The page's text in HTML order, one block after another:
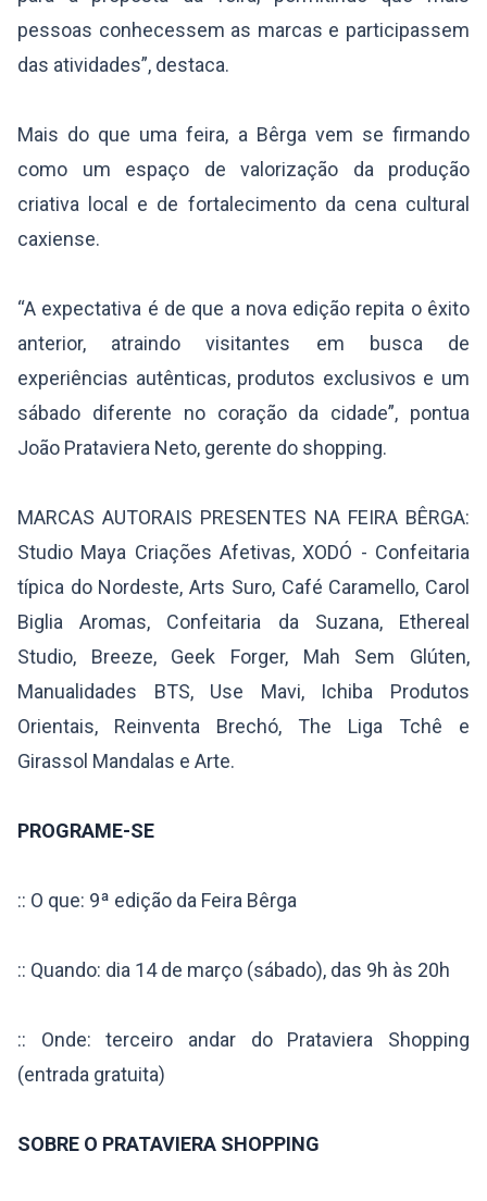
pessoas conhecessem as marcas e participassem
das atividades”, destaca.
Mais do que uma feira, a Bêrga vem se firmando
como um espaço de valorização da produção
criativa local e de fortalecimento da cena cultural
caxiense.
“A expectativa é de que a nova edição repita o êxito
anterior, atraindo visitantes em busca de
experiências autênticas, produtos exclusivos e um
sábado diferente no coração da cidade”, pontua
João Prataviera Neto, gerente do shopping.
MARCAS AUTORAIS PRESENTES NA FEIRA BÊRGA:
Studio Maya Criações Afetivas, XODÓ - Confeitaria
típica do Nordeste, Arts Suro, Café Caramello, Carol
Biglia Aromas, Confeitaria da Suzana, Ethereal
Studio, Breeze, Geek Forger, Mah Sem Glúten,
Manualidades BTS, Use Mavi, Ichiba Produtos
Orientais, Reinventa Brechó, The Liga Tchê e
Girassol Mandalas e Arte.
PROGRAME-SE
:: O que: 9ª edição da Feira Bêrga
:: Quando: dia 14 de março (sábado), das 9h às 20h
:: Onde: terceiro andar do Prataviera Shopping
(entrada gratuita)
SOBRE O PRATAVIERA SHOPPING